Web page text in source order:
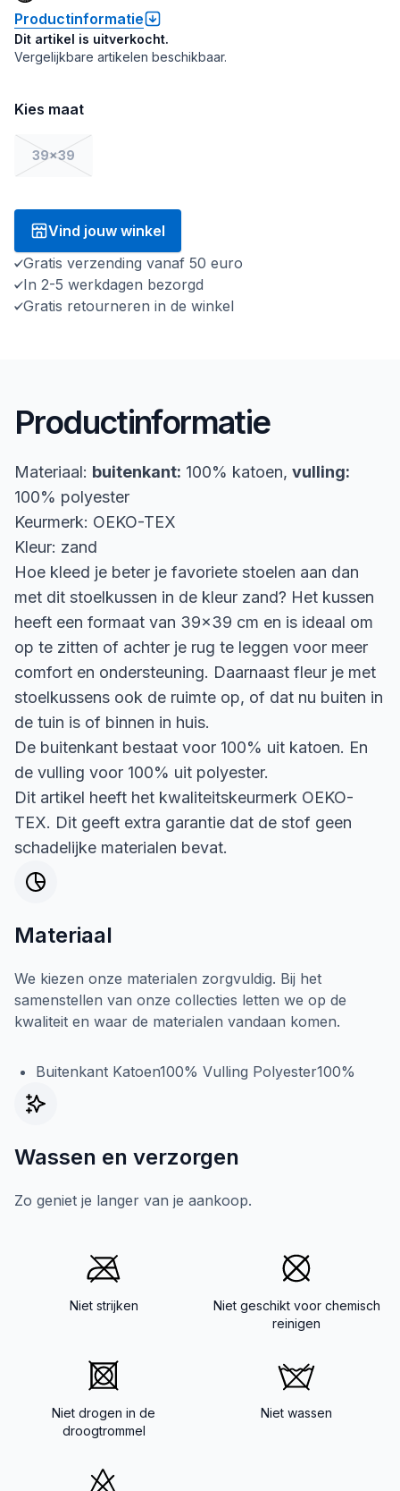
Productinformatie
Dit artikel is uitverkocht.
Vergelijkbare artikelen beschikbaar.
Kies maat
39x39
Vind jouw winkel
Gratis verzending vanaf 50 euro
In 2-5 werkdagen bezorgd
Gratis retourneren in de winkel
Productinformatie
Materiaal: buitenkant: 100% katoen, vulling:
100% polyester
Keurmerk: OEKO-TEX
Kleur: zand
Hoe kleed je beter je favoriete stoelen aan dan
met dit stoelkussen in de kleur zand? Het kussen
heeft een formaat van 39x39 cm en is ideaal om
op te zitten of achter je rug te leggen voor meer
comfort en ondersteuning. Daarnaast fleur je met
stoelkussens ook de ruimte op, of dat nu buiten in
de tuin is of binnen in huis.
De buitenkant bestaat voor 100% uit katoen. En
de vulling voor 100% uit polyester.
Dit artikel heeft het kwaliteitskeurmerk OEKO-
TEX. Dit geeft extra garantie dat de stof geen
schadelijke materialen bevat.
Materiaal
We kiezen onze materialen zorgvuldig. Bij het
samenstellen van onze collecties letten we op de
kwaliteit en waar de materialen vandaan komen.
Buitenkant Katoen100% Vulling Polyester100%
Wassen en verzorgen
Zo geniet je langer van je aankoop.
Niet strijken
Niet geschikt voor chemisch
reinigen
Niet drogen in de
droogtrommel
Niet wassen